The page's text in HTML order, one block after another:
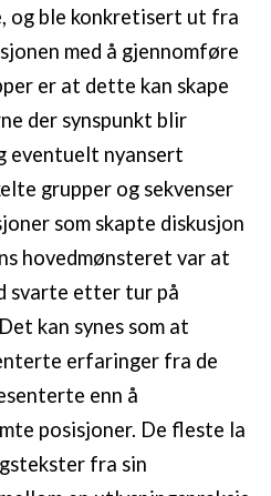
og ble konkretisert ut fra
med å gjennomføre
er at dette kan skape
der synspunkt blir
eventuelt nyansert
grupper og sekvenser
som skapte diskusjon
hovedmønsteret var at
svarte etter tur på
kan synes som at
erfaringer fra de
enn å
posisjoner. De fleste la
fra sin